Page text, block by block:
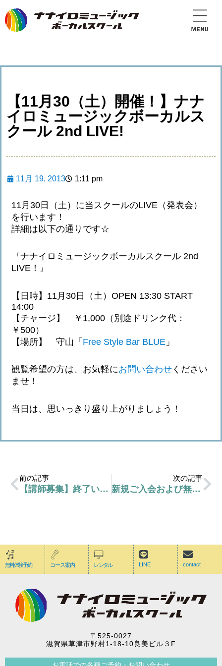
【11月30（土）開催！】ナナ
イロミュージックボーカルス
クール 2nd LIVE!
11月 19, 2013 1:11 pm
11月30日（土）に当スクールのLIVE（発表会）
を行います！
詳細は以下の通りです☆
『ナナイロミュージックボーカルスクール 2nd
LIVE！』
【日時】11月30日（土）OPEN 13:30 START
14:00
【チャージ】 ￥1,000（別途ドリンク代：
￥500）
【場所】 守山「 Free Style Bar BLUE 」
観覧希望の方は、お気軽にお問い合わせ ください
ませ！
当日は、思いっきり盛り上がりましょう！
前の記事
【講師募集】終了いたしました
次の記事
新規ご入会および無料体験レッスンの状況につきまして
無料体験予約 コース案内 レンタル LINE contact
〒525-0027
滋賀県草津市野村1-18-10良美ビル３F